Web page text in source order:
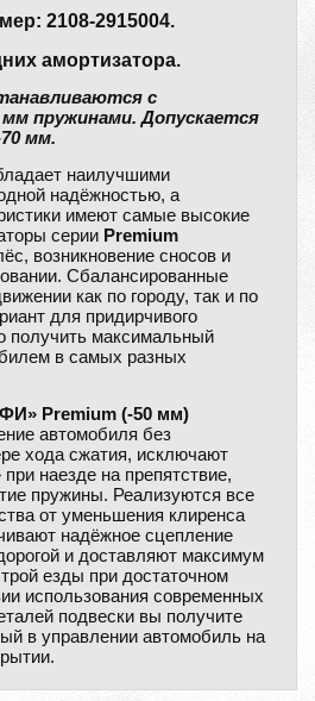
2108-2915004.
амортизатора.
с
пружинами. Допускается
мм.
наилучшими
надёжностью, а
имеют самые высокие
серии Premium
возникновение сносов и
Сбалансированные
как по городу, так и по
для придирчивого
получить максимальный
в самых разных
Premium (-50 мм)
автомобиля без
хода сжатия, исключают
наезде на препятствие,
пружины. Реализуются все
от уменьшения клиренса
надёжное сцепление
и доставляют максимум
езды при достаточном
использования современных
подвески вы получите
в управлении автомобиль на